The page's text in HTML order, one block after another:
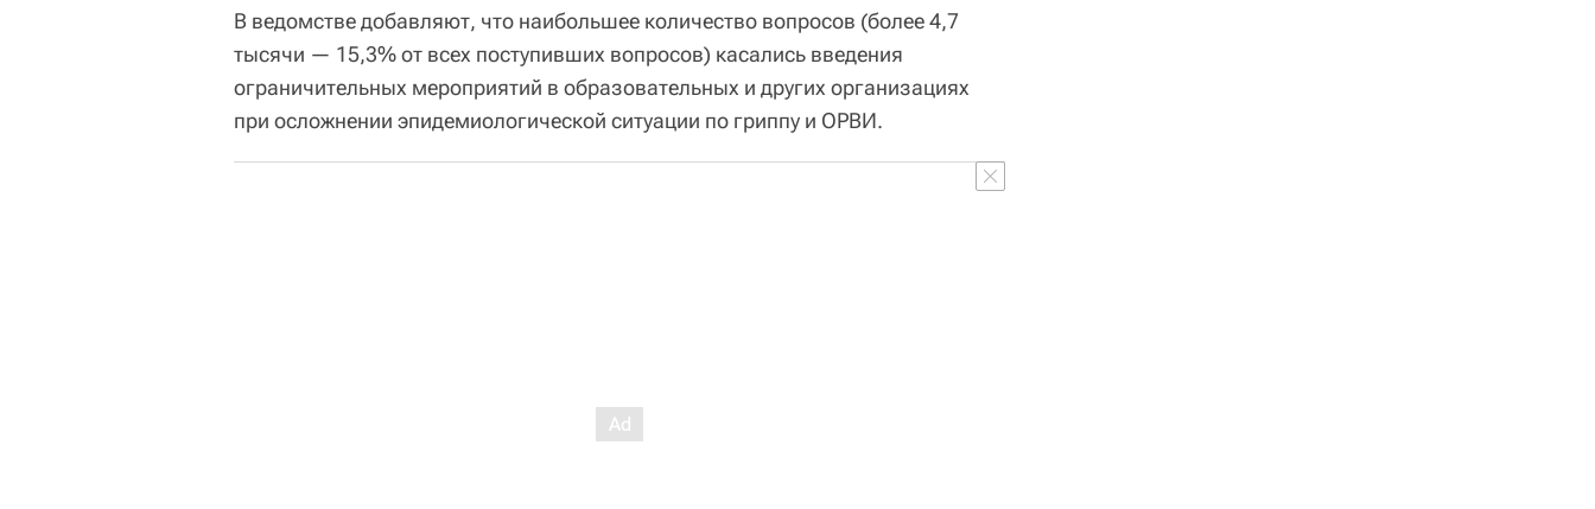
В ведомстве добавляют, что наибольшее количество вопросов (более 4,7
тысячи — 15,3% от всех поступивших вопросов) касались введения
ограничительных мероприятий в образовательных и других организациях
при осложнении эпидемиологической ситуации по гриппу и ОРВИ.